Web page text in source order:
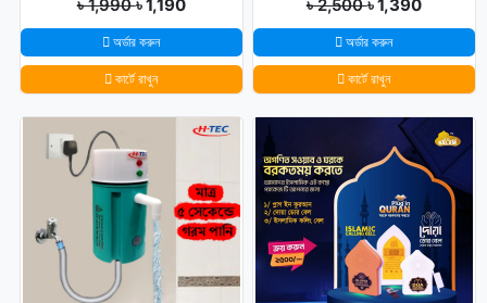
৳ 1,990৳ 1,190
অর্ডার করুন
কার্টে রাখুন
৳ 2,500৳ 1,390
অর্ডার করুন
কার্টে রাখুন